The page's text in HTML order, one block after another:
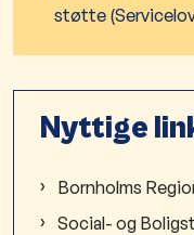
støtte
Nyttige
Bornholms
Social- og